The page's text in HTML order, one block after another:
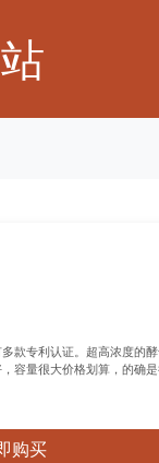
款专利认证。超高浓度的
容量很大价格划算，的确
购买